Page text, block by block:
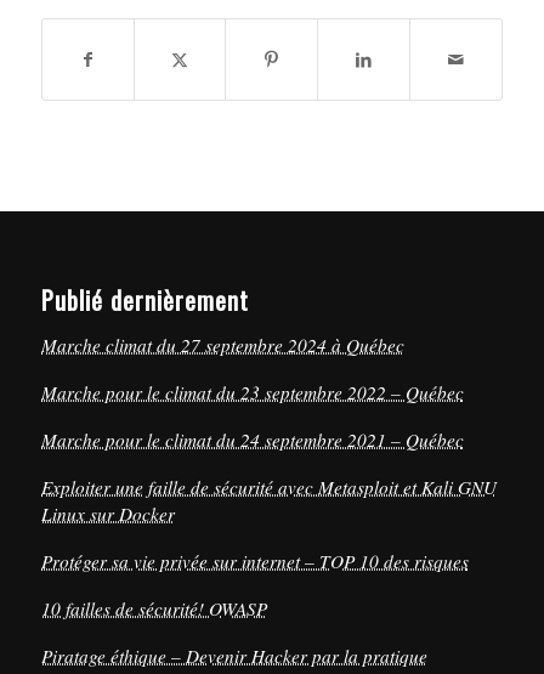
Publié dernièrement
Marche climat du 27 septembre 2024 à Québec
Marche pour le climat du 23 septembre 2022 – Québec
Marche pour le climat du 24 septembre 2021 – Québec
Exploiter une faille de sécurité avec Metasploit et Kali GNU
Linux sur Docker
Protéger sa vie privée sur internet – TOP 10 des risques
10 failles de sécurité! OWASP
Piratage éthique – Devenir Hacker par la pratique